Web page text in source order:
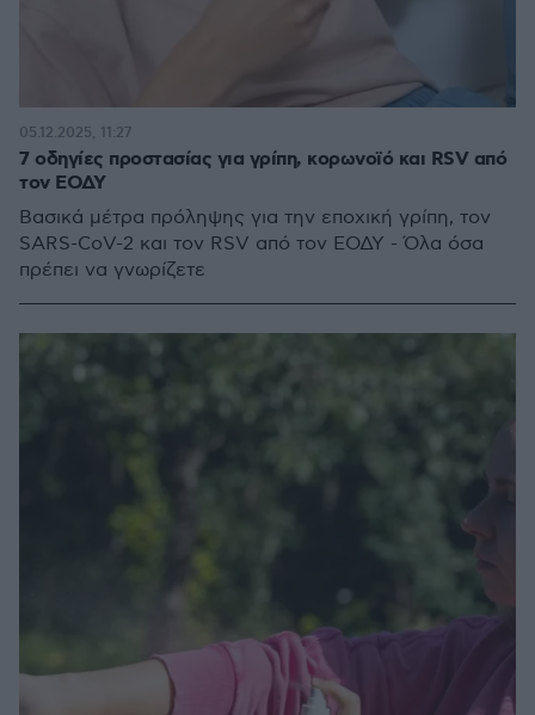
7 oδηγίες προστασίας για γρίπη, κορωνοϊό και RSV από
τον ΕΟΔΥ
Βασικά μέτρα πρόληψης για την εποχική γρίπη, τον
SARS-CoV-2 και τον RSV από τον ΕΟΔΥ - Όλα όσα
πρέπει να γνωρίζετε
05.12.2025, 11:27